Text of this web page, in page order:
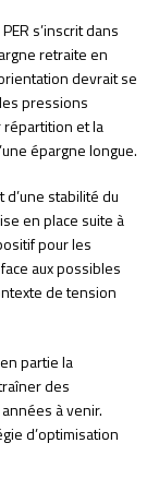
s’inscrit dans
retraite en
devrait se
pressions
et la
épargne longue.
stabilité du
en place suite à
pour les
aux possibles
de tension
partie la
des
à venir.
d’optimisation